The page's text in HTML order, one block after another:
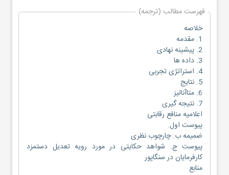
فهرست مطالب (ترجمه)
خلاصه
1. مقدمه
2. پیشینه نهادی
3. داده ها
4. استراتژی تجربی
5. نتایج
6. متاآنالیز
7. نتیجه گیری
اعلامیه منافع رقابتی
پیوست اول.
ضمیمه ب. چارچوب نظری
پیوست ج. شواهد حکایتی در مورد رویه تعدیل دستمزد
کارفرمایان در سنگاپور
منابع